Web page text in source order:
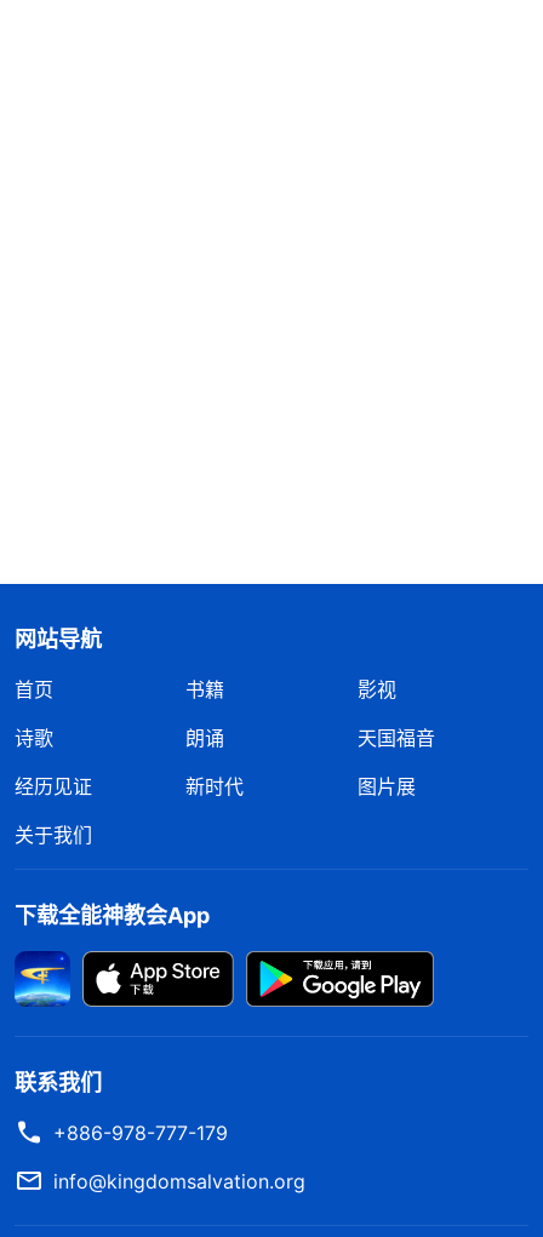
网站导航
首页 书籍
影视
诗歌
朗诵
天国福音
经历见证
新时代
图片展
关于我们
下载全能神教会App
联系我们
+886-978-777-179
info@kingdomsalvation.org